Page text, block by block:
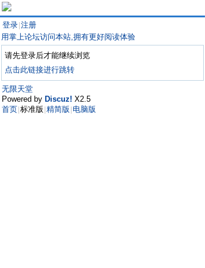
登录 注册
用掌上论坛访问本站,拥有更好阅读体验
请先登录后才能继续浏览
点击此链接进行跳转
无限天堂
Powered by Discuz! X2.5
首页 标准版 精简版 电脑版